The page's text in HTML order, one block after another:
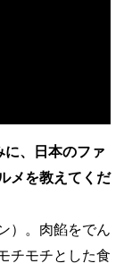
、日本のファ
メを教えてくだ
）。肉餡をでん
チモチとした食